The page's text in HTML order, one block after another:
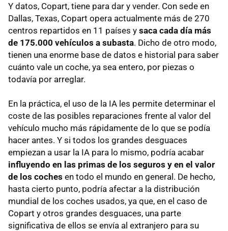
Y datos, Copart, tiene para dar y vender. Con sede en
Dallas, Texas, Copart opera actualmente más de 270
centros repartidos en 11 países y saca cada día más
de 175.000 vehículos a subasta. Dicho de otro modo,
tienen una enorme base de datos e historial para saber
cuánto vale un coche, ya sea entero, por piezas o
todavía por arreglar.
En la práctica, el uso de la IA les permite determinar el
coste de las posibles reparaciones frente al valor del
vehículo mucho más rápidamente de lo que se podía
hacer antes. Y si todos los grandes desguaces
empiezan a usar la IA para lo mismo, podría acabar
influyendo en las primas de los seguros y en el valor
de los coches en todo el mundo en general. De hecho,
hasta cierto punto, podría afectar a la distribución
mundial de los coches usados, ya que, en el caso de
Copart y otros grandes desguaces, una parte
significativa de ellos se envía al extranjero para su